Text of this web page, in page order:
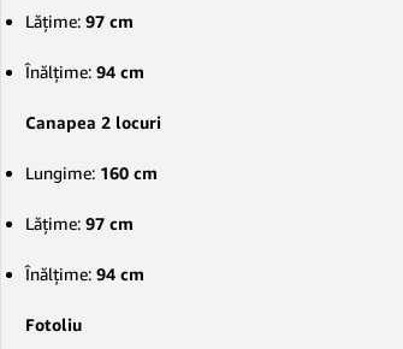
Lățime: 97 cm
Înălțime: 94 cm
Canapea 2 locuri
Lungime: 160 cm
Lățime: 97 cm
Înălțime: 94 cm
Fotoliu